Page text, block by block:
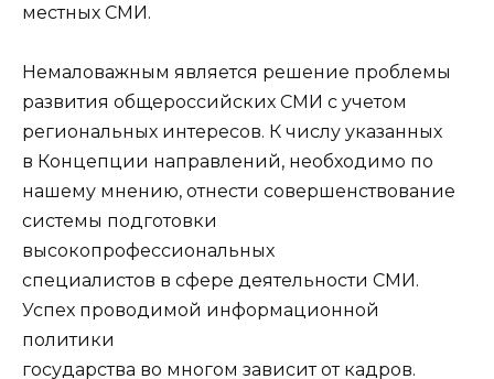
местных СМИ.
Немаловажным является решение проблемы
развития общероссийских СМИ с учетом
региональных интересов. К числу указанных
в Концепции направлений, необходимо по
нашему мнению, отнести совершенствование
системы подготовки
высокопрофессиональных
специалистов в сфере деятельности СМИ.
Успех проводимой информационной
политики
государства во многом зависит от кадров.